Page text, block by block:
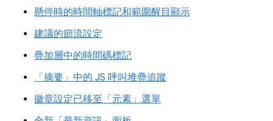
懸停時的時間軸標記和範圍醒目顯示
建議的節流設定
疊加層中的時間碼標記
「摘要」中的 JS 呼叫堆疊追蹤
徽章設定已移至「元素」選單